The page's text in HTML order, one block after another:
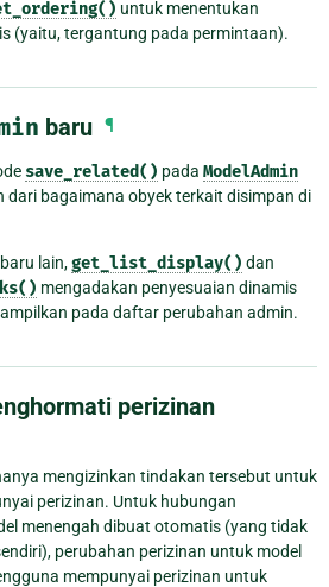
untuk menentukan
(yaitu, tergantung pada permintaan).
baru ¶
save_related() pada ModelAdmin
dari bagaimana obyek terkait disimpan di
baru lain,get_list_display() dan
mengadakan penyesuaian dinamis
pada daftar perubahan admin.
perizinan
mengizinkan tindakan tersebut untuk
perizinan. Untuk hubungan
menengah dibuat otomatis (yang tidak
perubahan perizinan untuk model
mempunyai perizinan untuk